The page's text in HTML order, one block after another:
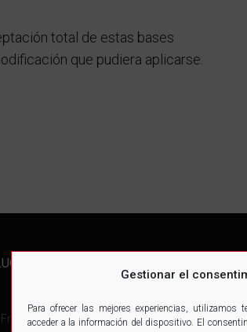
Gestionar el
Para ofrecer las mejores experiencias, utilizamos
acceder a la información del dispositivo. El
total de estas bases
que pudiera aplicarse.
SANT CUGAT
Francesc Moragas, 5